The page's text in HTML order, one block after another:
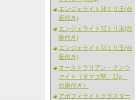
エンジェライト58ミリ玉(台
座付き)
エンジェライト52ミリ玉(台
座付き)
エンジェライト53ミリ玉(台
座付き)
オーストラリアン・クンツ
ァイト（タマゴ型、22g、
台座付き）
アポフィライトクラスター